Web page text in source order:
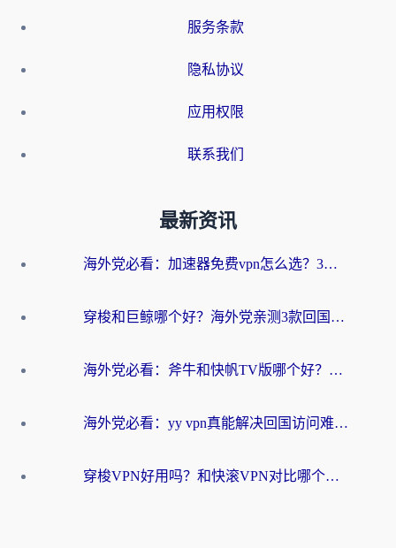
服务条款
隐私协议
应用权限
联系我们
最新资讯
海外党必看：加速器免费vpn怎么选？3步教你无缝访问国内资源
穿梭和巨鲸哪个好？海外党亲测3款回国加速器，教你避开90%的坑
海外党必看：斧牛和快帆TV版哪个好？3分钟选对回国加速器，无缝刷B站、追热剧
海外党必看：yy vpn真能解决回国访问难题？附云极initap测评+免费方案对比
穿梭VPN好用吗？和快滚VPN对比哪个回国效果更好？海外党选回国加速器必看指南